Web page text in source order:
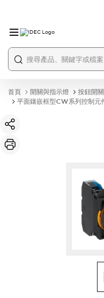
首頁 開關與指示燈 按鈕開關
平面鑲嵌框型CW系列控制元